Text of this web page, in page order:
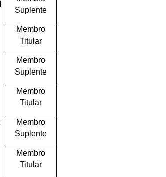
Suplente
Membro
Titular
Membro
Suplente
Membro
Titular
Membro
Suplente
Membro
Titular